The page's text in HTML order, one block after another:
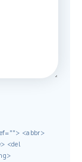
<abbr>
<del